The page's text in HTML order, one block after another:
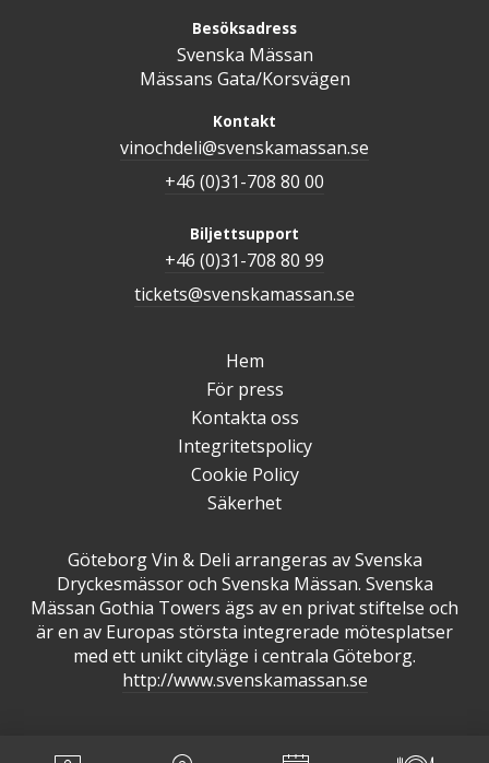
Besöksadress
Svenska Mässan
Mässans Gata/Korsvägen
Kontakt
vinochdeli@svenskamassan.se
+46 (0)31-708 80 00
Biljettsupport
+46 (0)31-708 80 99
tickets@svenskamassan.se
Hem
För press
Kontakta oss
Integritetspolicy
Cookie Policy
Säkerhet
Göteborg Vin & Deli arrangeras av Svenska
Dryckesmässor och Svenska Mässan. Svenska
Mässan Gothia Towers ägs av en privat stiftelse och
är en av Europas största integrerade mötesplatser
med ett unikt cityläge i centrala Göteborg.
http://www.svenskamassan.se